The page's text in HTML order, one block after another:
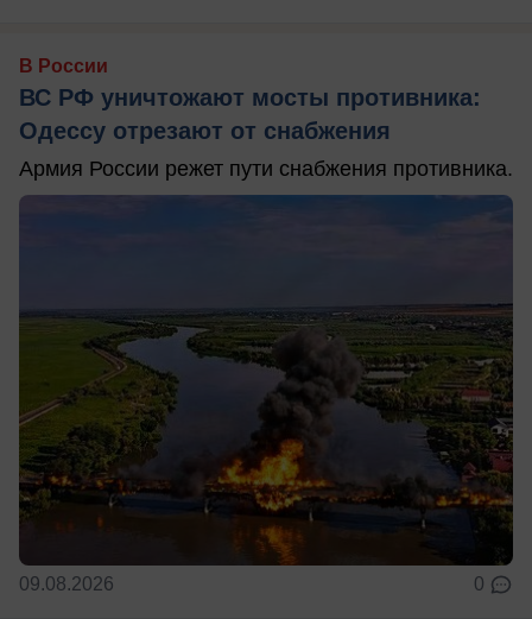
В России
ВС РФ уничтожают мосты противника:
Одессу отрезают от снабжения
Армия России режет пути снабжения противника.
09.08.2026 0